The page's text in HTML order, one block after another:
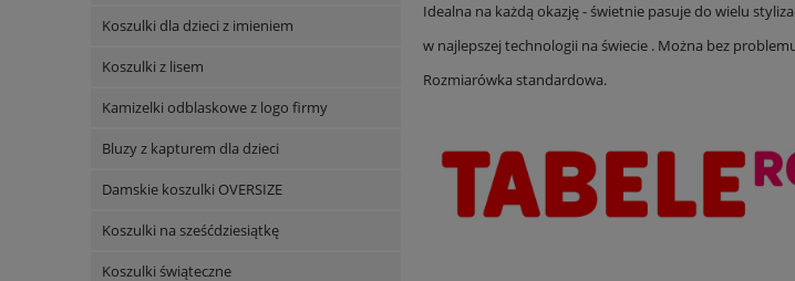
Koszulki dla dzieci z imieniem
Koszulki z lisem
Kamizelki odblaskowe z logo firmy
Bluzy z kapturem dla dzieci
Damskie koszulki OVERSIZE
Koszulki na sześćdziesiątkę
Koszulki świąteczne
Idealna na każdą okazję - świetnie pasuje do wielu
w najlepszej technologii na świecie . Można bez
Rozmiarówka standardowa.